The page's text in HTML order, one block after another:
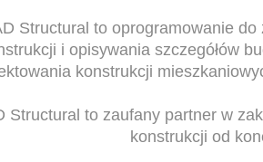
Structural to oprogramowanie
i opisywania szczegółów
konstrukcji
Structural to zaufany partner w
konstrukcji od